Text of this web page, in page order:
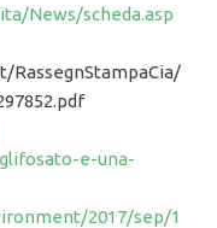
News/scheda.asp
RassegnStampaCia/
e-una-
2017/sep/1